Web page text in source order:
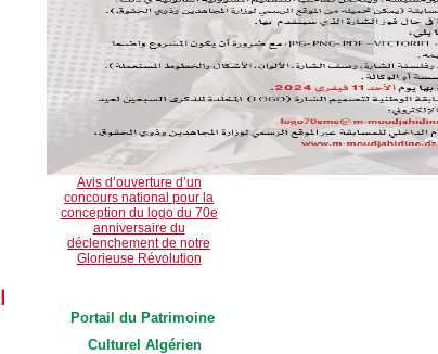
Avis d’ouverture d’un
concours national pour la
conception du logo du 70e
anniversaire du
déclenchement de notre
Glorieuse Révolution
Portail du Patrimoine
Culturel Algérien